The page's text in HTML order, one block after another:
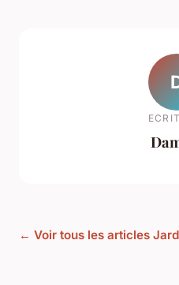
← Voir tous les articles